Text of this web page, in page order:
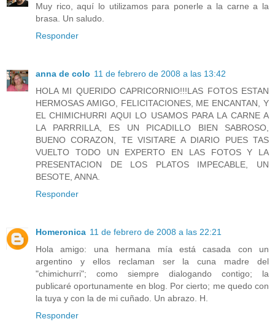
Muy rico, aquí lo utilizamos para ponerle a la carne a la
brasa. Un saludo.
Responder
anna de colo 11 de febrero de 2008 a las 13:42
HOLA MI QUERIDO CAPRICORNIO!!!LAS FOTOS ESTAN
HERMOSAS AMIGO, FELICITACIONES, ME ENCANTAN, Y
EL CHIMICHURRI AQUI LO USAMOS PARA LA CARNE A
LA PARRRILLA, ES UN PICADILLO BIEN SABROSO,
BUENO CORAZON, TE VISITARE A DIARIO PUES TAS
VUELTO TODO UN EXPERTO EN LAS FOTOS Y LA
PRESENTACION DE LOS PLATOS IMPECABLE, UN
BESOTE, ANNA.
Responder
Homeronica 11 de febrero de 2008 a las 22:21
Hola amigo: una hermana mía está casada con un
argentino y ellos reclaman ser la cuna madre del
"chimichurri"; como siempre dialogando contigo; la
publicaré oportunamente en blog. Por cierto; me quedo con
la tuya y con la de mi cuñado. Un abrazo. H.
Responder